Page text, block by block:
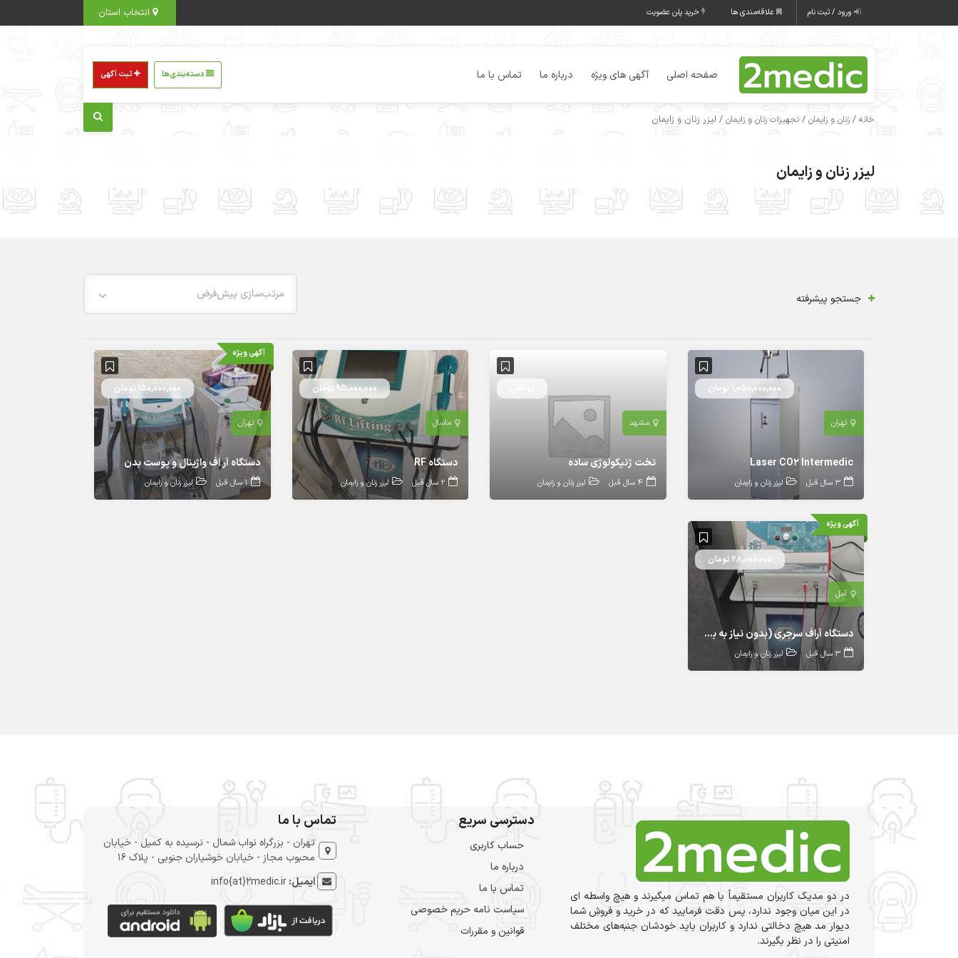
ورود / ثبت نام علاقه‌مندی ها خرید پلن عضویت
صفحه اصلی آگهی های ویژه درباره ما تماس با ما دسته‌بندی‌ها ثبت آگهی
خانه / زنان و زایمان / تجهیزات زنان و زایمان / لیزر زنان و زایمان
لیزر زنان و زایمان
مرتب‌سازی پیش‌فرض جستجو پیشرفته
تهران
1,050,000,000 تومان
Laser CO2 Intermedic
3 سال قبل لیزر زنان و زایمان
مشهد
تخت ژنیکولوژی ساده
4 سال قبل لیزر زنان و زایمان
ماسال
95,000,000 تومان
دستگاه RF
2 سال قبل لیزر زنان و زایمان
آگهی ویژه
تهران
150,000,000 تومان
دستگاه آر اف واژینال و پوست بدن
1 سال قبل لیزر زنان و زایمان
آگهی ویژه
آمل
28,000,000 تومان
دستگاه آراف سرجری (بدون نیاز به بخیه)
3 سال قبل لیزر زنان و زایمان
در دو مدیک کاربران مستقیماً با هم تماس میگیرند و هیچ واسطه ای
در این میان وجود ندارد، پس دقت فرمایید که در خرید و فروشِ شما
دیوار مد هیچ دخالتی ندارد و کاربران باید خودشان جنبه‌های مختلف
امنیتی را در نظر بگیرند.
دسترسی سریع
حساب کاربری
درباره ما
تماس با ما
سیاست نامه حریم خصوصی
قوانین و مقررات
تماس با ما
تهران - بزرگراه نواب شمال - نرسیده به کمیل - خیابان
محبوب مجاز - خیابان خوشیاران جنوبی - پلاک 16
ایمیل:info{at}2medic.ir